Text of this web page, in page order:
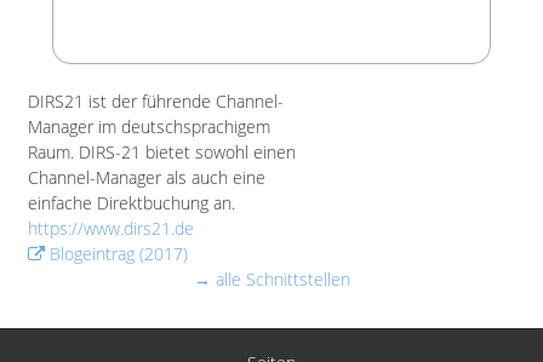
DIRS21 ist der führende Channel-
Manager im deutschsprachigem
Raum. DIRS-21 bietet sowohl einen
Channel-Manager als auch eine
einfache Direktbuchung an.
https://www.dirs21.de
Blogeintrag (2017)
→ alle Schnittstellen